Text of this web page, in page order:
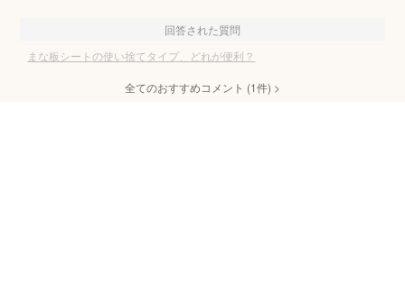
回答された質問
まな板シートの使い捨てタイプ、どれが便利？
全てのおすすめコメント (1件) >